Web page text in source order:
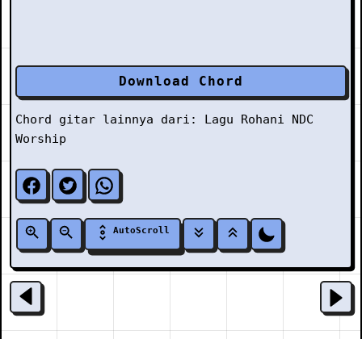
Download Chord
Chord gitar lainnya dari: Lagu Rohani
NDC
Worship
AutoScroll